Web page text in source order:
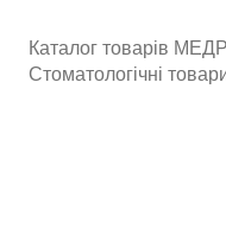
Каталог товарів
Стоматологічні